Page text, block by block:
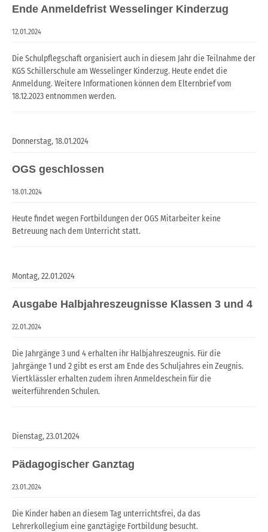
Ende Anmeldefrist Wesselinger Kinderzug
12.01.2024
Die Schulpflegschaft organisiert auch in diesem Jahr die Teilnahme der
KGS Schillerschule am Wesselinger Kinderzug. Heute endet die
Anmeldung. Weitere Informationen können dem Elternbrief vom
18.12.2023 entnommen werden.
Donnerstag,18.01.2024
OGS geschlossen
18.01.2024
Heute findet wegen Fortbildungen der OGS Mitarbeiter keine
Betreuung nach dem Unterricht statt.
Montag,22.01.2024
Ausgabe Halbjahreszeugnisse Klassen 3 und 4
22.01.2024
Die Jahrgänge 3 und 4 erhalten ihr Halbjahreszeugnis. Für die
Jahrgänge 1 und 2 gibt es erst am Ende des Schuljahres ein Zeugnis.
Viertklässler erhalten zudem ihren Anmeldeschein für die
weiterführenden Schulen.
Dienstag,23.01.2024
Pädagogischer Ganztag
23.01.2024
Die Kinder haben an diesem Tag unterrichtsfrei, da das
Lehrerkollegium eine ganztägige Fortbildung besucht.